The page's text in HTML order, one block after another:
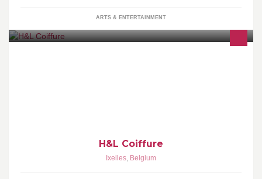
ARTS & ENTERTAINMENT
H&L Coiffure
Ixelles, Belgium